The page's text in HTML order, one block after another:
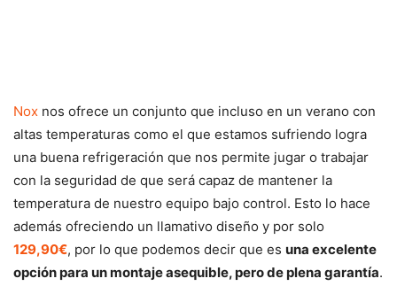
Nox nos ofrece un conjunto que incluso en un verano con
altas temperaturas como el que estamos sufriendo logra
una buena refrigeración que nos permite jugar o trabajar
con la seguridad de que será capaz de mantener la
temperatura de nuestro equipo bajo control. Esto lo hace
además ofreciendo un llamativo diseño y por solo
129,90€, por lo que podemos decir que es una excelente
opción para un montaje asequible, pero de plena garantía.